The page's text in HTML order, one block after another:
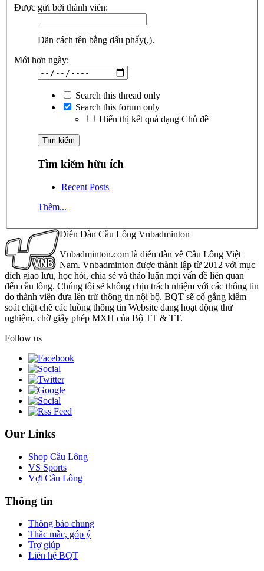
Được gửi bởi thành viên:
Dãn cách tên bằng dấu phẩy(,).
Mới hơn ngày:
Search this thread only
Search this forum only
Hiển thị kết quả dạng Chủ đề
Tìm kiếm hữu ích
Recent Posts
Thêm...
Diễn Đàn Cầu Lông Vnbadminton
Vnbadminton.com là diễn đàn về Cầu Lông Việt
Nam. Vnbadminton được thành lập từ 2012 với mục
đích giao lưu, học hỏi, chia sẻ và thảo luận mọi vấn đề liên quan
đến cầu lông. Chúng tôi sẽ không chịu trách nhiệm với các thông tin
do thành viên đưa lên trừ thông tin nội bộ. BQT sẽ cố gắng kiểm
soát chặt chẽ các luồng thông tin Website đang hoạt động thử
nghiệm, chờ giấy phép MXH của Bộ TT & TT.
Follow us
Our Links
Shop Cầu Lông
VS Sports
Vợt Cầu Lông
Thông tin
Thông báo chung
Thắc mắc, góp ý
Trợ giúp
Liên hệ BQT